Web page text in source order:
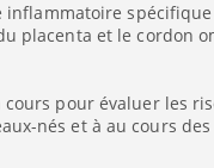
spécifique
placenta et le cordon
pour évaluer les
nés et à au cours